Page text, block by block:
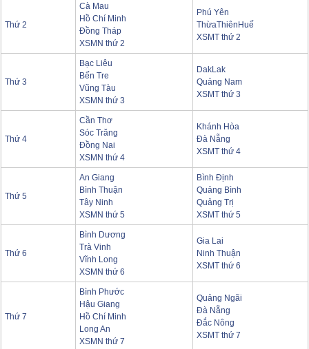
Thứ 2
Cà Mau
Hồ Chí Minh
Đồng Tháp
XSMN thứ 2
Phú Yên
ThừaThiênHuế
XSMT thứ 2
Thứ 3
Bạc Liêu
Bến Tre
Vũng Tàu
XSMN thứ 3
DakLak
Quảng Nam
XSMT thứ 3
Thứ 4
Cần Thơ
Sóc Trăng
Đồng Nai
XSMN thứ 4
Khánh Hòa
Đà Nẵng
XSMT thứ 4
Thứ 5
An Giang
Bình Thuận
Tây Ninh
XSMN thứ 5
Bình Định
Quảng Bình
Quảng Trị
XSMT thứ 5
Thứ 6
Bình Dương
Trà Vinh
Vĩnh Long
XSMN thứ 6
Gia Lai
Ninh Thuận
XSMT thứ 6
Thứ 7
Bình Phước
Hậu Giang
Hồ Chí Minh
Long An
XSMN thứ 7
Quảng Ngãi
Đà Nẵng
Đắc Nông
XSMT thứ 7